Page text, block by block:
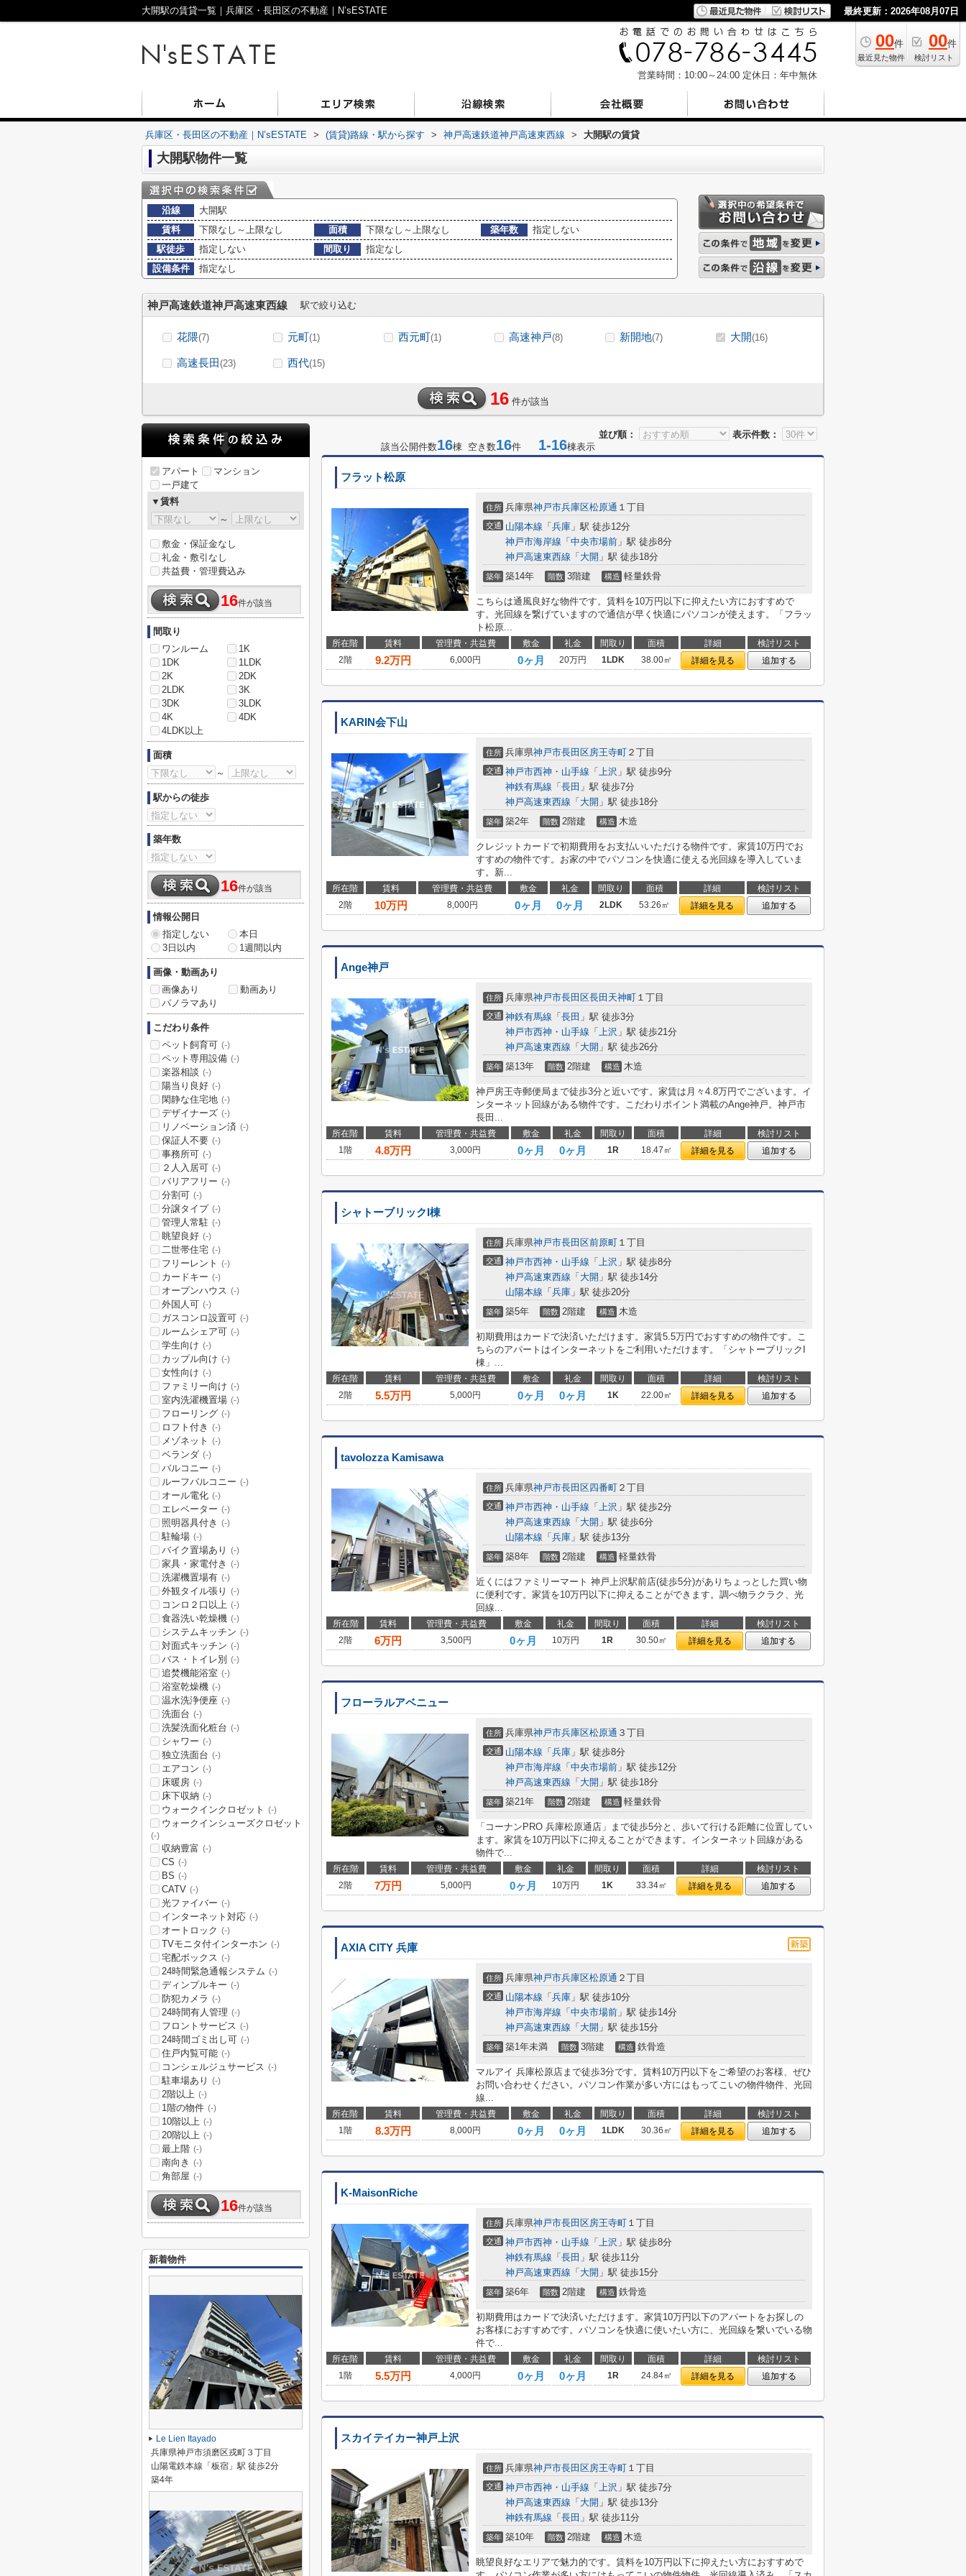
大開駅の賃貸一覧｜兵庫区・長田区の不動産｜N’sESTATE 最終更新：2026年08月07日
00件
最近見た物件
00件
検討リスト
営業時間：10:00～24:00 定休日：年中無休
兵庫区・長田区の不動産｜N’sESTATE > (賃貸)路線・駅から探す > 神戸高速鉄道神戸高速東西線 > 大開駅の賃貸
大開駅物件一覧
沿線
大開駅
賃料
下限なし～上限なし 面積 下限なし～上限なし 築年数
指定しない
駅徒歩
指定しない 間取り
指定なし
設備条件
指定なし
神戸高速鉄道神戸高速東西線 駅で絞り込む
花隈(7) 元町(1) 西元町(1) 高速神戸(8) 新開地(7) 大開(16)
高速長田(23) 西代(15)
16 件が該当
並び順：
表示件数：
該当公開件数16棟 空き数16件 1-16棟表示
フラット松原
住所 兵庫県神戸市兵庫区松原通 １丁目
交通 山陽本線 「 兵庫 」駅 徒歩12分
神戸市海岸線 「 中央市場前 」駅 徒歩8分
神戸高速東西線 「 大開 」駅 徒歩18分
築年 築14年 階数 3階建 構造 軽量鉄骨
こちらは通風良好な物件です。賃料を10万円以下に抑えたい方におすすめで
す。光回線を繋げていますので通信が早く快適にパソコンが使えます。「フラッ
ト松原...
所在階 賃料 管理費・共益費 敷金 礼金 間取り 面積 詳細
検討リスト
2階
9.2万円 6,000円 0ヶ月 20万円 1LDK 38.00㎡ 詳細を見る 追加する
KARIN会下山
住所 兵庫県神戸市長田区房王寺町 ２丁目
交通 神戸市西神・山手線 「 上沢 」駅 徒歩9分
神鉄有馬線 「 長田 」駅 徒歩7分
神戸高速東西線 「 大開 」駅 徒歩18分
築年 築2年 階数 2階建 構造 木造
クレジットカードで初期費用をお支払いいただける物件です。家賃10万円でお
すすめの物件です。お家の中でパソコンを快適に使える光回線を導入していま
す。新...
所在階 賃料 管理費・共益費 敷金 礼金 間取り 面積 詳細
検討リスト
2階
10万円 8,000円 0ヶ月 0ヶ月 2LDK 53.26㎡ 詳細を見る 追加する
Ange神戸
住所 兵庫県神戸市長田区長田天神町 １丁目
交通 神鉄有馬線 「 長田 」駅 徒歩3分
神戸市西神・山手線 「 上沢 」駅 徒歩21分
神戸高速東西線 「 大開 」駅 徒歩26分
築年 築13年 階数 2階建 構造 木造
神戸房王寺郵便局まで徒歩3分と近いです。家賃は月々4.8万円でございます。イ
ンターネット回線がある物件です。こだわりポイント満載のAnge神戸。神戸市
長田...
所在階 賃料 管理費・共益費 敷金 礼金 間取り 面積 詳細
検討リスト
1階
4.8万円 3,000円 0ヶ月 0ヶ月 1R 18.47㎡ 詳細を見る 追加する
シャトーブリックI棟
住所 兵庫県神戸市長田区前原町 １丁目
交通 神戸市西神・山手線 「 上沢 」駅 徒歩8分
神戸高速東西線 「 大開 」駅 徒歩14分
山陽本線 「 兵庫 」駅 徒歩20分
築年 築5年 階数 2階建 構造 木造
初期費用はカードで決済いただけます。家賃5.5万円でおすすめの物件です。こ
ちらのアパートはインターネットをご利用いただけます。「シャトーブリックI
棟」...
所在階 賃料 管理費・共益費 敷金 礼金 間取り 面積 詳細
検討リスト
2階
5.5万円 5,000円 0ヶ月 0ヶ月 1K 22.00㎡ 詳細を見る 追加する
tavolozza Kamisawa
住所 兵庫県神戸市長田区四番町 ２丁目
交通 神戸市西神・山手線 「 上沢 」駅 徒歩2分
神戸高速東西線 「 大開 」駅 徒歩6分
山陽本線 「 兵庫 」駅 徒歩13分
築年 築8年 階数 2階建 構造 軽量鉄骨
近くにはファミリーマート 神戸上沢駅前店(徒歩5分)がありちょっとした買い物
に便利です。家賃を10万円以下に抑えることができます。調べ物ラクラク、光
回線...
所在階 賃料 管理費・共益費 敷金 礼金 間取り 面積 詳細
検討リスト
2階
6万円 3,500円 0ヶ月 10万円 1R 30.50㎡ 詳細を見る 追加する
フローラルアベニュー
住所 兵庫県神戸市兵庫区松原通 ３丁目
交通 山陽本線 「 兵庫 」駅 徒歩8分
神戸市海岸線 「 中央市場前 」駅 徒歩12分
神戸高速東西線 「 大開 」駅 徒歩18分
築年 築21年 階数 2階建 構造 軽量鉄骨
「コーナンPRO 兵庫松原通店」まで徒歩5分と、歩いて行ける距離に位置してい
ます。家賃を10万円以下に抑えることができます。インターネット回線がある
物件で...
所在階 賃料 管理費・共益費 敷金 礼金 間取り 面積 詳細
検討リスト
2階
7万円 5,000円 0ヶ月 10万円 1K 33.34㎡ 詳細を見る 追加する
AXIA CITY 兵庫
住所 兵庫県神戸市兵庫区松原通 ２丁目
交通 山陽本線 「 兵庫 」駅 徒歩10分
神戸市海岸線 「 中央市場前 」駅 徒歩14分
神戸高速東西線 「 大開 」駅 徒歩15分
築年 築1年未満 階数 3階建 構造 鉄骨造
マルアイ 兵庫松原店まで徒歩3分です。賃料10万円以下をご希望のお客様、ぜひ
お問い合わせください。パソコン作業が多い方にはもってこいの物件物件、光回
線...
所在階 賃料 管理費・共益費 敷金 礼金 間取り 面積 詳細
検討リスト
1階
8.3万円 8,000円 0ヶ月 0ヶ月 1LDK 30.36㎡ 詳細を見る 追加する
K-MaisonRiche
住所 兵庫県神戸市長田区房王寺町 １丁目
交通 神戸市西神・山手線 「 上沢 」駅 徒歩8分
神鉄有馬線 「 長田 」駅 徒歩11分
神戸高速東西線 「 大開 」駅 徒歩15分
築年 築6年 階数 2階建 構造 鉄骨造
初期費用はカードで決済いただけます。家賃10万円以下のアパートをお探しの
お客様におすすめです。パソコンを快適に使いたい方に、光回線を繋いでいる物
件で...
所在階 賃料 管理費・共益費 敷金 礼金 間取り 面積 詳細
検討リスト
1階
5.5万円 4,000円 0ヶ月 0ヶ月 1R 24.84㎡ 詳細を見る 追加する
スカイテイカー神戸上沢
住所 兵庫県神戸市長田区房王寺町 １丁目
交通 神戸市西神・山手線 「 上沢 」駅 徒歩7分
神戸高速東西線 「 大開 」駅 徒歩13分
神鉄有馬線 「 長田 」駅 徒歩11分
築年 築10年 階数 2階建 構造 木造
眺望良好なエリアで魅力的です。賃料を10万円以下に抑えたい方におすすめで
アパート
マンション
一戸建て
▼賃料
～
敷金・保証金なし
礼金・敷引なし
共益費・管理費込み
16件が該当
間取り
ワンルーム
1K
1DK
1LDK
2K
2DK
2LDK
3K
3DK
3LDK
4K
4DK
4LDK以上
面積
～
駅からの徒歩
築年数
16件が該当
情報公開日
指定しない
本日
3日以内
1週間以内
画像・動画あり
画像あり
動画あり
パノラマあり
こだわり条件
ペット飼育可 (-)
ペット専用設備 (-)
楽器相談 (-)
陽当り良好 (-)
閑静な住宅地 (-)
デザイナーズ (-)
リノベーション済 (-)
保証人不要 (-)
事務所可 (-)
２人入居可 (-)
バリアフリー (-)
分割可 (-)
分譲タイプ (-)
管理人常駐 (-)
眺望良好 (-)
二世帯住宅 (-)
フリーレント (-)
カードキー (-)
オープンハウス (-)
外国人可 (-)
ガスコンロ設置可 (-)
ルームシェア可 (-)
学生向け (-)
カップル向け (-)
女性向け (-)
ファミリー向け (-)
室内洗濯機置場 (-)
フローリング (-)
ロフト付き (-)
メゾネット (-)
ベランダ (-)
バルコニー (-)
ルーフバルコニー (-)
オール電化 (-)
エレベーター (-)
照明器具付き (-)
駐輪場 (-)
バイク置場あり (-)
家具・家電付き (-)
洗濯機置場有 (-)
外観タイル張り (-)
コンロ２口以上 (-)
食器洗い乾燥機 (-)
システムキッチン (-)
対面式キッチン (-)
バス・トイレ別 (-)
追焚機能浴室 (-)
浴室乾燥機 (-)
温水洗浄便座 (-)
洗面台 (-)
洗髪洗面化粧台 (-)
シャワー (-)
独立洗面台 (-)
エアコン (-)
床暖房 (-)
床下収納 (-)
ウォークインクロゼット (-)
ウォークインシューズクロゼット
(-)
収納豊富 (-)
CS (-)
BS (-)
CATV (-)
光ファイバー (-)
インターネット対応 (-)
オートロック (-)
TVモニタ付インターホン (-)
宅配ボックス (-)
24時間緊急通報システム (-)
ディンプルキー (-)
防犯カメラ (-)
24時間有人管理 (-)
フロントサービス (-)
24時間ゴミ出し可 (-)
住戸内覧可能 (-)
コンシェルジュサービス (-)
駐車場あり (-)
2階以上 (-)
1階の物件 (-)
10階以上 (-)
20階以上 (-)
最上階 (-)
南向き (-)
角部屋 (-)
16件が該当
新着物件
Le Lien Itayado
兵庫県神戸市須磨区戎町３丁目
山陽電鉄本線「板宿」駅 徒歩2分
築4年